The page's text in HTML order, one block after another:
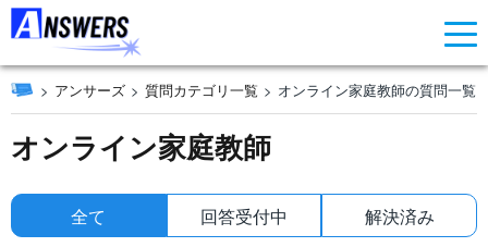
アンサーズ 質問カテゴリ一覧 オンライン家庭教師の質問一覧
オンライン家庭教師
全て 回答受付中 解決済み